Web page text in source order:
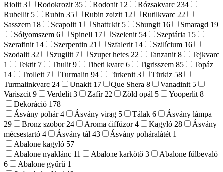
Riolit3 Rodokrozit35 Rodonit 12 Rózsakvarc 234
Rubellit 5 Rubin 35 Rubin zoizit 12 Rutilkvarc 22
Sasszem 18 Scapolit 1 Shattukit 5 Shungit 16 Smaragd 19
Sólyomszem 6 Spinell 17 Szelenit 54 Szeptária 15
Szerafinit 14 Szerpentin 21 Szfalerit 14 Szilícium 16
Szodalit32 Szugilit 7 Szuper hetes 22 Tanzanit8
Tejkvarc
1
Tektit 7 Thulit9 Tibeti kvarc 6 Tigrisszem 85
Topáz
14
Trolleit 7 Turmalin 94 Türkenit3 Türkiz 58
Turmalinkvarc 24 Unakit 17 Que Shera 8 Vanadinit 5
Variszcit9 Verdelit3 Zafír22 Zöld opál 5 Yooperlit8
Dekoráció 178
Ásvány pohár4 Ásvány virág 5 Tálak 6
Ásvány lámpa
29
Bronz szobor24 Aroma diffúzor4 Kagyló 28
Ásvány
mécsestartó 4 Ásvány tál 43 Ásvány poháralátét 1
Abalone kagyló 57
Abalone nyaklánc 11 Abalone karkötő 3
Abalone fülbevaló
6
Abalone gyűrű 1